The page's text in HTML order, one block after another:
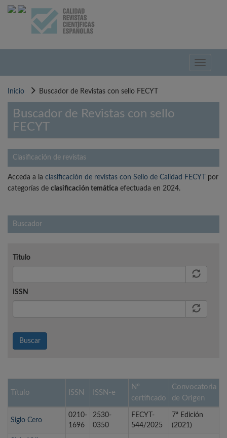
Pasar
Toggle
Inicio Buscador de Revistas con sello FECYT
Buscador de Revistas con sello
FECYT
Clasificación de revistas
Acceda a la clasificación de revistas con Sello de Calidad FECYT
por
categorías de clasificación temática efectuada en 2024.
Buscador
Título
ISSN
Buscar
Título ISSN ISSN-e
Nº
certificado
Convocatoria
de Origen
Siglo Cero
0210-
1696
2530-
0350
FECYT-
544/2025
7ª Edición
(2021)